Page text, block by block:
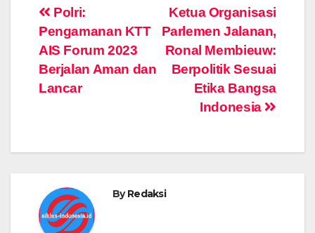
c
e
b
o
s
A
gr
a
ail tt
er
ss
e
n
g
er
k
e
dI
n
p
y
Li
n
k
Post
navigation
Ketua Organisasi
Parlemen Jalanan,
Ronal Membieuw:
Berpolitik Sesuai
Etika Bangsa
Indonesia
Polri:
Pengamanan KTT
AIS Forum 2023
Berjalan Aman dan
Lancar
ByRedaksi